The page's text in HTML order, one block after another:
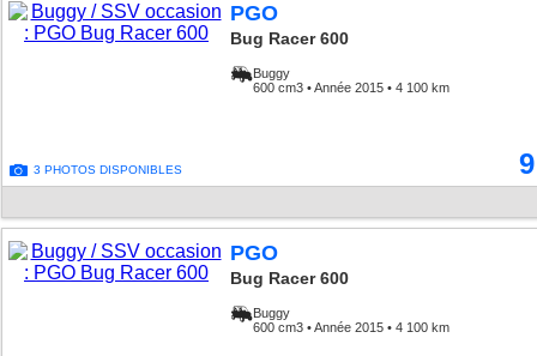
3 PHOTOS DISPONIBLES
PGO
Bug Racer 600
Buggy
600 cm3 • Année 2015 • 4 100 km
PGO
Bug Racer 600
Buggy
600 cm3 • Année 2015 • 4 100 km